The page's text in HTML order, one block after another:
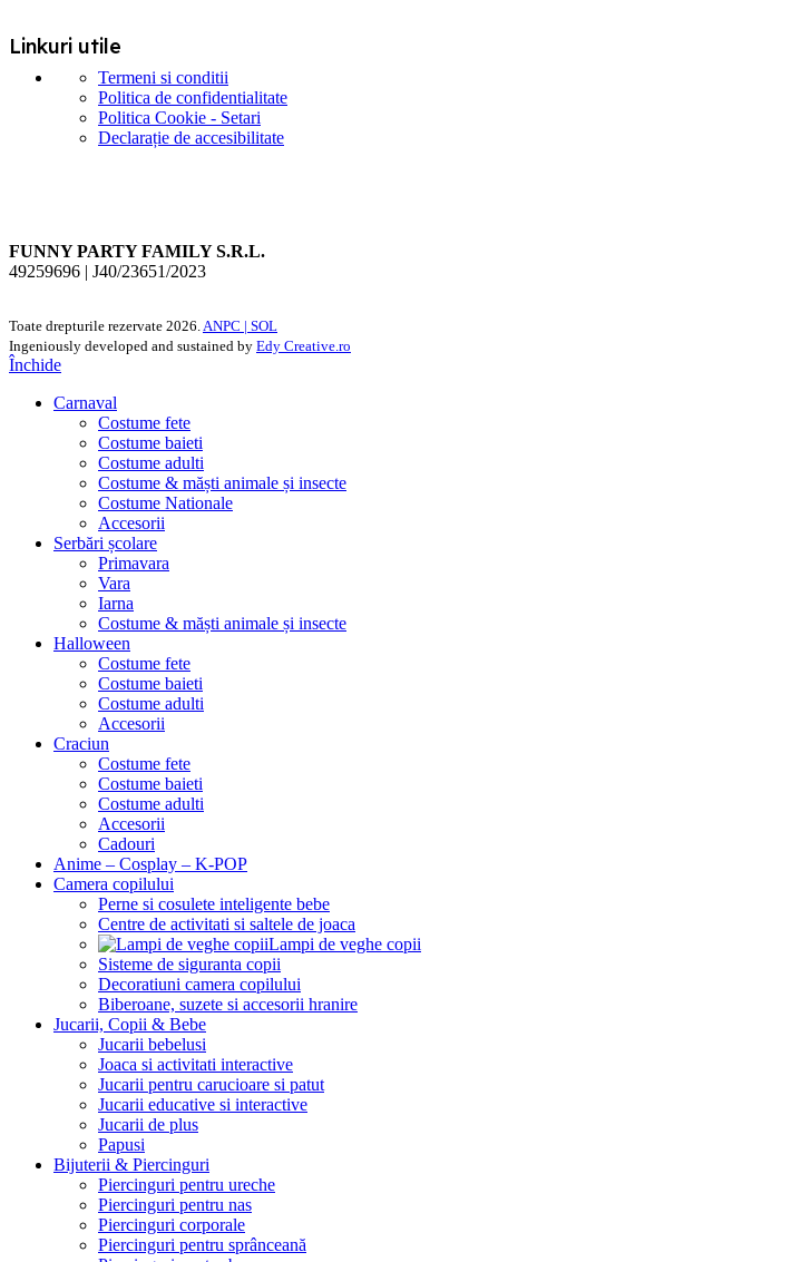
Linkuri utile
Termeni si conditii
Politica de confidentialitate
Politica Cookie - Setari
Declarație de accesibilitate
FUNNY PARTY FAMILY S.R.L.
49259696 | J40/23651/2023
Toate drepturile rezervate 2026. ANPC | SOL
Ingeniously developed and sustained by Edy Creative.ro
Închide
Carnaval
Costume fete
Costume baieti
Costume adulti
Costume & măști animale și insecte
Costume Nationale
Accesorii
Serbări școlare
Primavara
Vara
Iarna
Costume & măști animale și insecte
Halloween
Costume fete
Costume baieti
Costume adulti
Accesorii
Craciun
Costume fete
Costume baieti
Costume adulti
Accesorii
Cadouri
Anime – Cosplay – K‑POP
Camera copilului
Perne si cosulete inteligente bebe
Centre de activitati si saltele de joaca
Lampi de veghe copii
Sisteme de siguranta copii
Decoratiuni camera copilului
Biberoane, suzete si accesorii hranire
Jucarii, Copii & Bebe
Jucarii bebelusi
Joaca si activitati interactive
Jucarii pentru carucioare si patut
Jucarii educative si interactive
Jucarii de plus
Papusi
Bijuterii & Piercinguri
Piercinguri pentru ureche
Piercinguri pentru nas
Piercinguri corporale
Piercinguri pentru sprânceană